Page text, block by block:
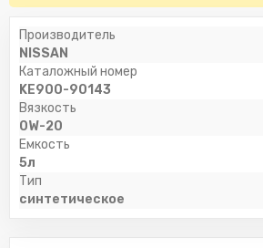
Производитель
NISSAN
Каталожный номер
KE900-90143
Вязкость
0W-20
Емкость
5л
Тип
синтетическое